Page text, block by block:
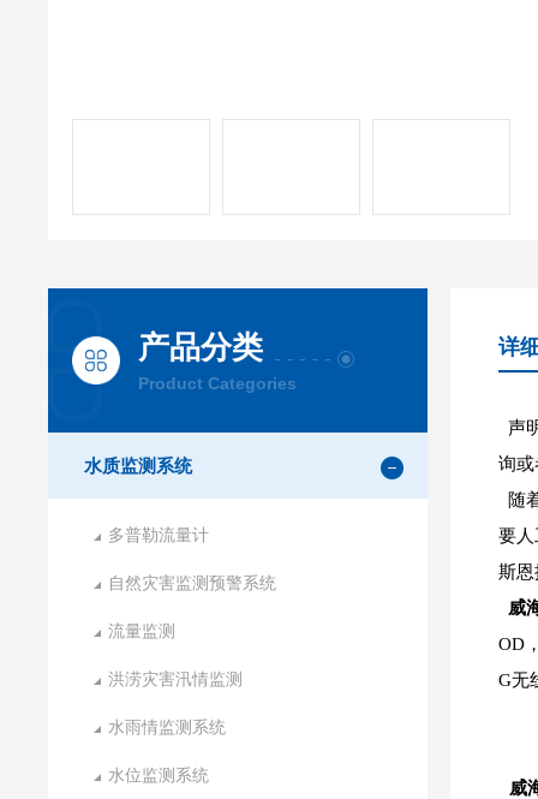
产品分类
Product Categories
水质监测系统
多普勒流量计
自然灾害监测预警系统
流量监测
洪涝灾害汛情监测
水雨情监测系统
水位监测系统
详
声
询
随
要
斯
威
OD
G无
威